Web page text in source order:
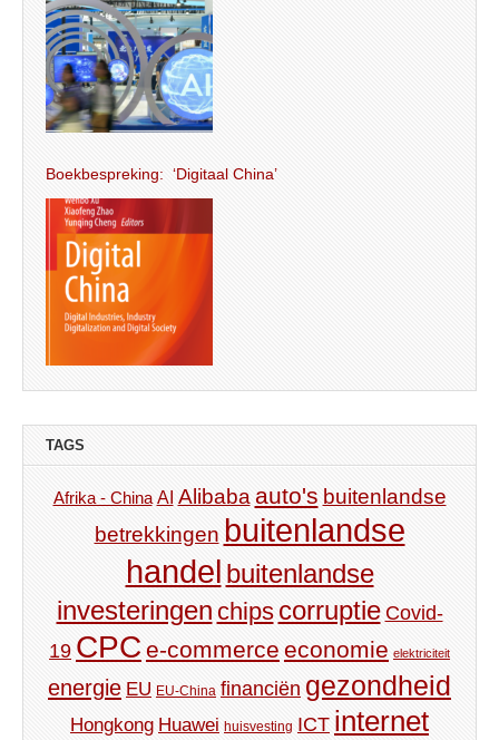
Boekbespreking: ‘Digitaal China’
TAGS
Afrika - China AI Alibaba auto's buitenlandse
betrekkingen buitenlandse
handel buitenlandse
investeringen chips corruptie Covid-
19 CPC e-commerce economie elektriciteit
energie EU EU-China financiën gezondheid
Hongkong Huawei huisvesting ICT internet